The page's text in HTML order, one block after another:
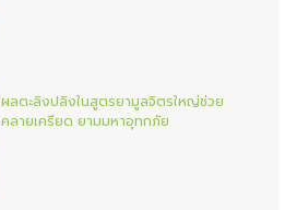
ผลตะลิงปลิงในสูตรยามูลจิตรใหญ่ช่วย
คลายเครียด ยามมหาอุทกภัย